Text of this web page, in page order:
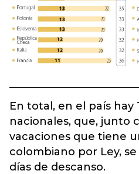
En total, en el país hay
nacionales, que, junto
vacaciones que tiene
colombiano por Ley,
días de descanso.